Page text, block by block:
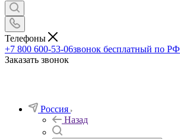
Телефоны
+7 800 600-53-06звонок бесплатный по РФ
Заказать звонок
Россия
Назад